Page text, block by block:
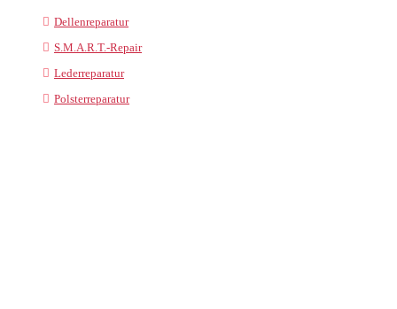
Dellenreparatur
S.M.A.R.T.-Repair
Lederreparatur
Polsterreparatur